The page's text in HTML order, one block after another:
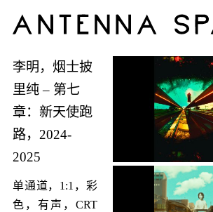
李明，烟士披
里纯 – 第七
章：新天使跑
路，2024-
2025
单通道，1:1，彩
色，有声，CRT